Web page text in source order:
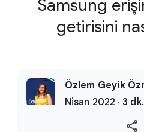
Samsung
getirisini
Özlem Geyik
Nisan 2022 · 3